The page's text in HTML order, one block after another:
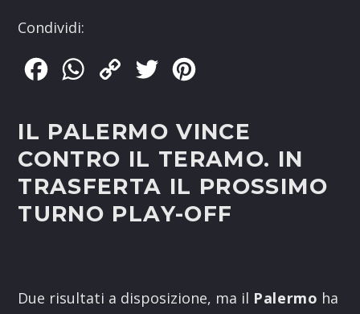
Condividi:
FacebookWhatsApp
Copy
Twitter
IL PALERMO VINCE
CONTRO IL TERAMO. IN
TRASFERTA IL PROSSIMO
TURNO PLAY-OFF
Due risultati a disposizione, ma il Palermo ha